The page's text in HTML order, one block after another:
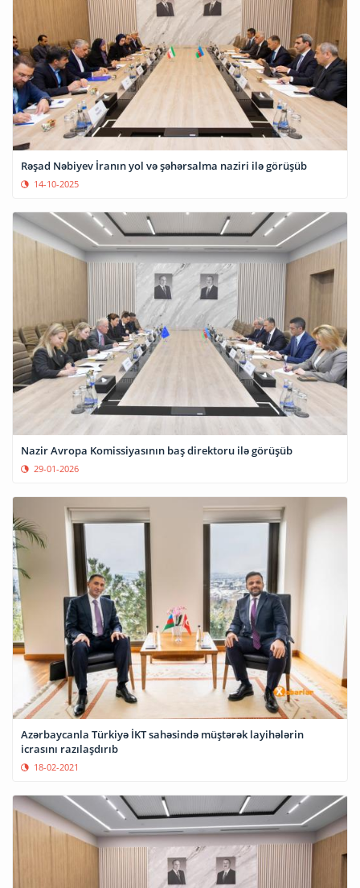
Rəşad Nəbiyev İranın yol və şəhərsalma naziri ilə görüşüb
14-10-2025
Nazir Avropa Komissiyasının baş direktoru ilə görüşüb
29-01-2026
Azərbaycanla Türkiyə İKT sahəsində müştərək layihələrin
icrasını razılaşdırıb
18-02-2021